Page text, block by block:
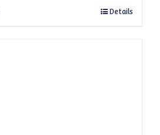
Dieses Produkt weist mehrere Varianten
Details